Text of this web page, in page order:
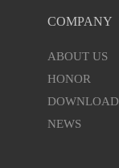
COMPANY
ABOUT US
HONOR
DOWNLOAD
NEWS